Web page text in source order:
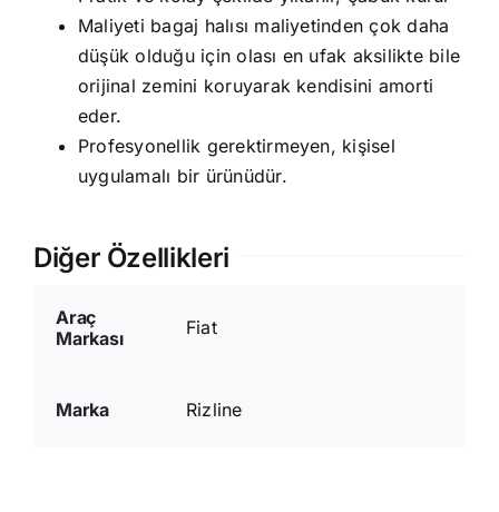
Maliyeti bagaj halısı maliyetinden çok daha
düşük olduğu için olası en ufak aksilikte bile
orijinal zemini koruyarak kendisini amorti
eder.
Profesyonellik gerektirmeyen, kişisel
uygulamalı bir ürünüdür.
Diğer Özellikleri
Araç
Markası
Fiat
Marka Rizline